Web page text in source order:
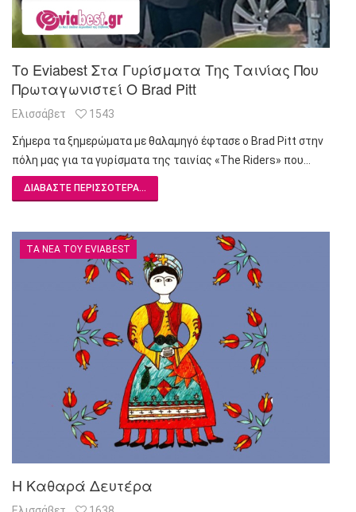
Το Eviabest Στα Γυρίσματα Της Ταινίας Που
Πρωταγωνιστεί Ο Brad Pitt
Ελισσάβετ 1543
Σήμερα τα ξημερώματα με θαλαμηγό έφτασε ο Brad Pitt στην
πόλη μας για τα γυρίσματα της ταινίας «The Riders» που…
ΔΙΑΒΆΣΤΕ ΠΕΡΙΣΣΌΤΕΡΑ...
ΤΑ ΝΈΑ ΤΟΥ EVIABEST
Η Καθαρά Δευτέρα